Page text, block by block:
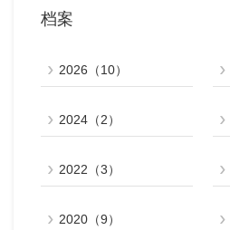
档案
2026（10）
2024（2）
2022（3）
2020（9）